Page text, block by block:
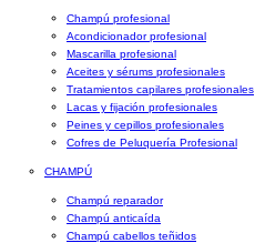
Champú profesional
Acondicionador profesional
Mascarilla profesional
Aceites y sérums profesionales
Tratamientos capilares profesionales
Lacas y fijación profesionales
Peines y cepillos profesionales
Cofres de Peluquería Profesional
CHAMPÚ
Champú reparador
Champú anticaída
Champú cabellos teñidos